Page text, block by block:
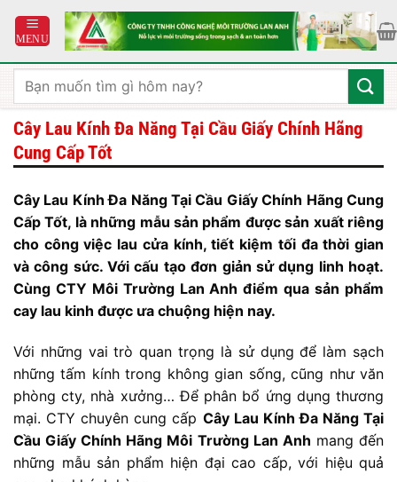
qua
dung
Tìm
kiếm:
Cây Lau Kính Đa Năng Tại Cầu Giấy Chính Hãng
Cung Cấp Tốt
Cây Lau Kính Đa Năng Tại Cầu Giấy Chính Hãng Cung
Cấp Tốt, là những mẫu sản phẩm được sản xuất riêng
cho công việc lau cửa kính, tiết kiệm tối đa thời gian
và công sức. Với cấu tạo đơn giản sử dụng linh hoạt.
Cùng CTY Môi Trường Lan Anh điểm qua sản phẩm
cay lau kinh được ưa chuộng hiện nay.
Với những vai trò quan trọng là sử dụng để làm sạch
những tấm kính trong không gian sống, cũng như văn
phòng cty, nhà xưởng… Để phân bổ ứng dụng thương
mại. CTY chuyên cung cấp Cây Lau Kính Đa Năng Tại
Cầu Giấy Chính Hãng Môi Trường Lan Anh mang đến
những mẫu sản phẩm hiện đại cao cấp, với hiệu quả